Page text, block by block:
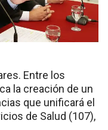
Entre los
la creación de un
que unificará el
de Salud (107),